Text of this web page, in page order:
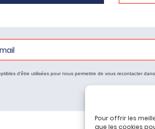
Pour offrir les
que les cookies
d'être utilisées pour nous permettre de vous recontacter